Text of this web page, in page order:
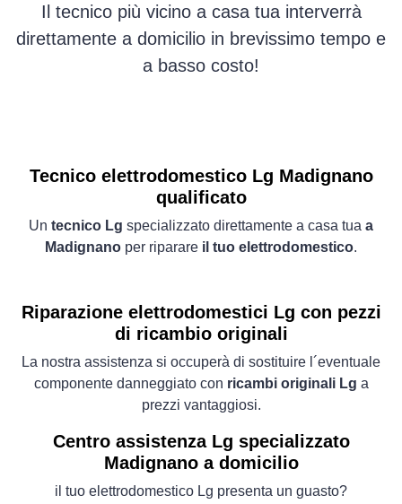
Il tecnico più vicino a casa tua interverrà
direttamente a domicilio in brevissimo tempo e
a basso costo!
Tecnico elettrodomestico Lg Madignano
qualificato
Un tecnico Lg specializzato direttamente a casa tua a
Madignano per riparare il tuo elettrodomestico.
Riparazione elettrodomestici Lg con pezzi
di ricambio originali
La nostra assistenza si occuperà di sostituire l´eventuale
componente danneggiato con ricambi originali Lg a
prezzi vantaggiosi.
Centro assistenza Lg specializzato
Madignano a domicilio
il tuo elettrodomestico Lg presenta un guasto?